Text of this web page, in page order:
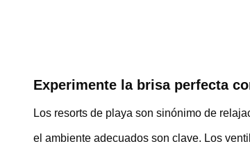
Experimente la brisa perfecta
Los resorts de playa son sinónimo de
el ambiente adecuados son clave. Los